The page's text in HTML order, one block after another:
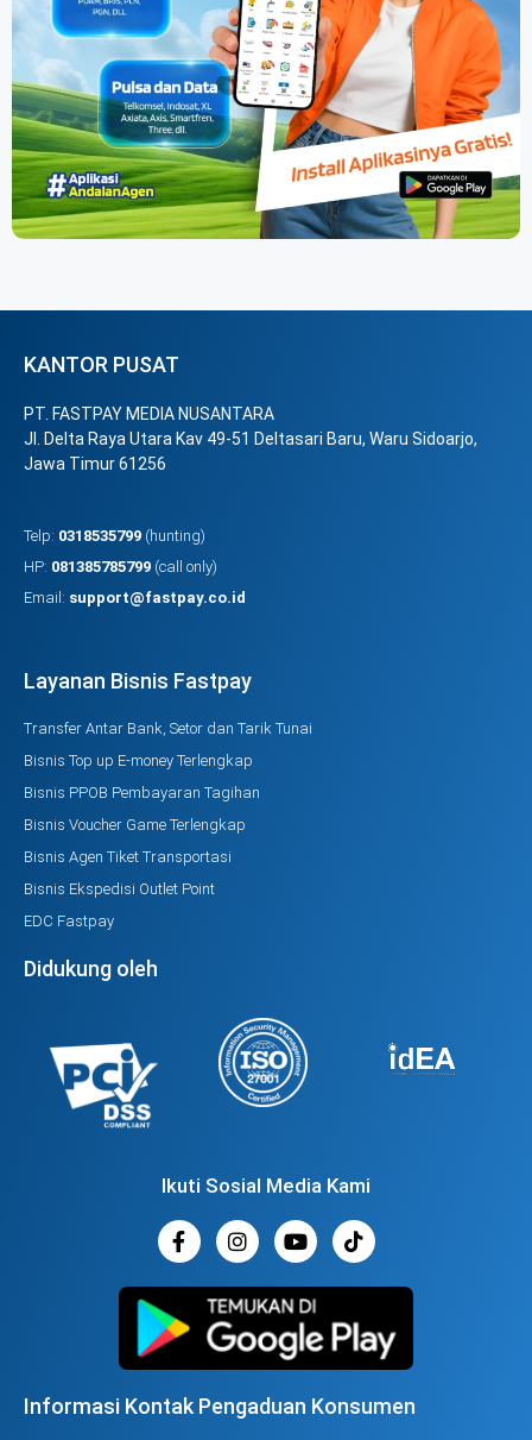
KANTOR PUSAT
PT. FASTPAY MEDIA NUSANTARA
Jl. Delta Raya Utara Kav 49-51 Deltasari Baru, Waru Sidoarjo,
Jawa Timur 61256
Telp: 0318535799 (hunting)
HP: 081385785799 (call only)
Email: support@fastpay.co.id
Layanan Bisnis Fastpay
Transfer Antar Bank, Setor dan Tarik Tunai
Bisnis Top up E-money Terlengkap
Bisnis PPOB Pembayaran Tagihan
Bisnis Voucher Game Terlengkap
Bisnis Agen Tiket Transportasi
Bisnis Ekspedisi Outlet Point
EDC Fastpay
Didukung oleh
Ikuti Sosial Media Kami
Informasi Kontak Pengaduan Konsumen